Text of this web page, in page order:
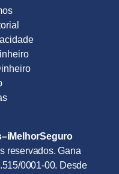
–iMelhorSeguro
reservados. Gana
0001-00. Desde